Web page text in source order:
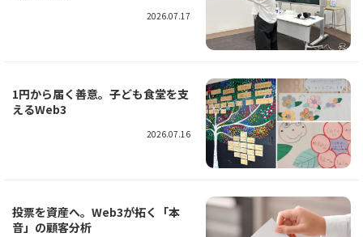
2026.07.17
1円から届く善意。子ども食堂を支
えるWeb3
2026.07.16
投票を資産へ。Web3が拓く「本
音」の顧客分析